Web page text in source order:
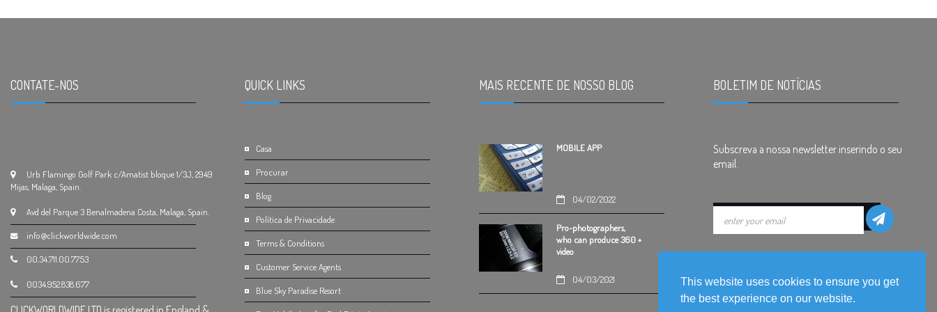
This website uses cookies to ensure you get
the best experience on our website.
CONTATE-NOS.
Urb Flamingo Golf Park c/Amatist bloque 1/3J, 2949
Mijas, Malaga, Spain.
Avd del Parque 3 Benalmadena Costa, Malaga, Spain.
info@clickworldwide.com
00.34.711.00.77.53
0034.952.838.677
QUICK LINKS.
Casa
Procurar
Blog
Política de Privacidade
Terms & Conditions
Customer Service Agents
Blue Sky Paradise Resort
MAIS RECENTE DE NOSSO BLOG.
MOBILE APP
04/02/2022
Pro-photographers,
who can produce 360 +
video
04/03/2021
BOLETIM DE NOTÍCIAS.
Subscreva a nossa newsletter inserindo o seu
email.